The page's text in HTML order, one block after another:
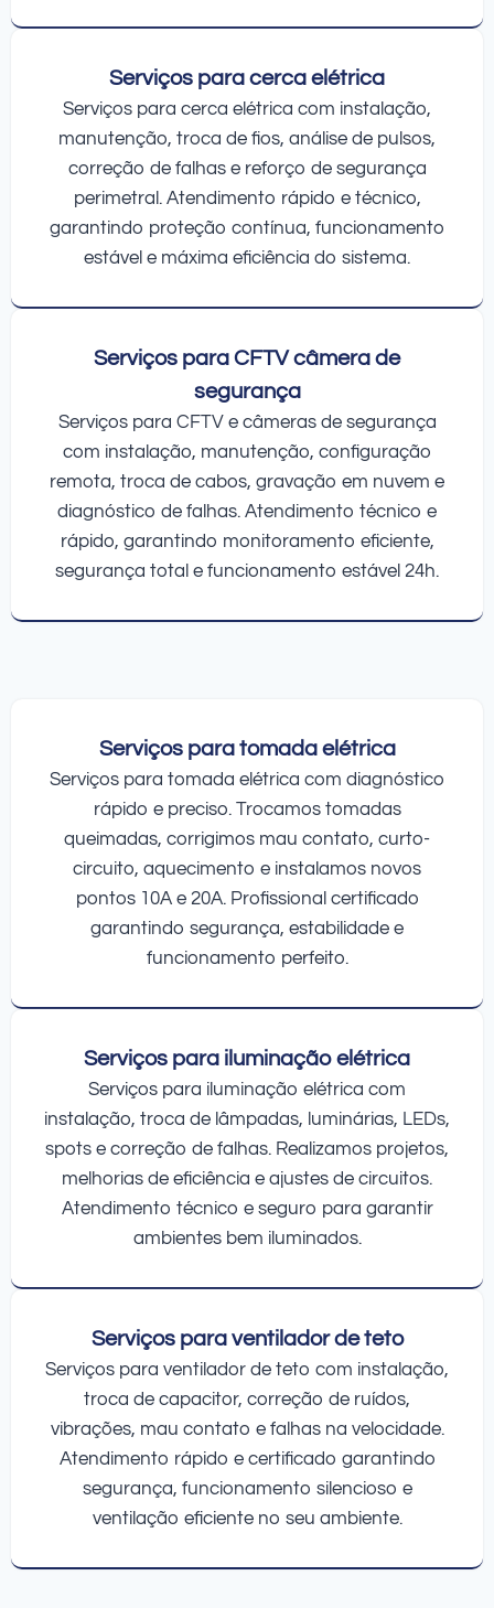
Serviços para cerca elétrica
Serviços para cerca elétrica com instalação,
manutenção, troca de fios, análise de pulsos,
correção de falhas e reforço de segurança
perimetral. Atendimento rápido e técnico,
garantindo proteção contínua, funcionamento
estável e máxima eficiência do sistema.
Serviços para CFTV câmera de
segurança
Serviços para CFTV e câmeras de segurança
com instalação, manutenção, configuração
remota, troca de cabos, gravação em nuvem e
diagnóstico de falhas. Atendimento técnico e
rápido, garantindo monitoramento eficiente,
segurança total e funcionamento estável 24h.
Serviços para tomada elétrica
Serviços para tomada elétrica com diagnóstico
rápido e preciso. Trocamos tomadas
queimadas, corrigimos mau contato, curto-
circuito, aquecimento e instalamos novos
pontos 10A e 20A. Profissional certificado
garantindo segurança, estabilidade e
funcionamento perfeito.
Serviços para iluminação elétrica
Serviços para iluminação elétrica com
instalação, troca de lâmpadas, luminárias, LEDs,
spots e correção de falhas. Realizamos projetos,
melhorias de eficiência e ajustes de circuitos.
Atendimento técnico e seguro para garantir
ambientes bem iluminados.
Serviços para ventilador de teto
Serviços para ventilador de teto com instalação,
troca de capacitor, correção de ruídos,
vibrações, mau contato e falhas na velocidade.
Atendimento rápido e certificado garantindo
segurança, funcionamento silencioso e
ventilação eficiente no seu ambiente.